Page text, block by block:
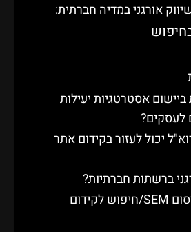
אורגני במדיה חברתית:
אסטרטגיות יעילות
לעסקים?
יכול לעזור בקידום אתר
ברשתות חברתיות?
כיצד תורם פרסום SEM/חיפוש לקידום